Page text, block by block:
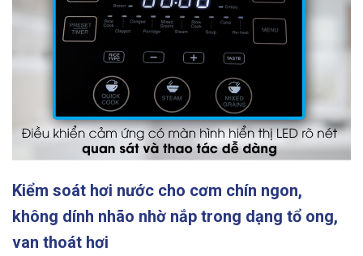
Kiểm soát hơi nước cho cơm chín ngon,
không dính nhão nhờ nắp trong dạng tổ ong,
van thoát hơi